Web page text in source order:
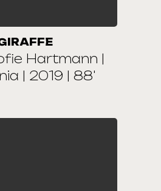
Hartmann |
| 2019 | 88'